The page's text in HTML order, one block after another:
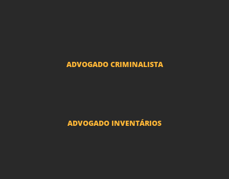
ADVOGADO CRIMINALISTA
ADVOGADO INVENTÁRIOS